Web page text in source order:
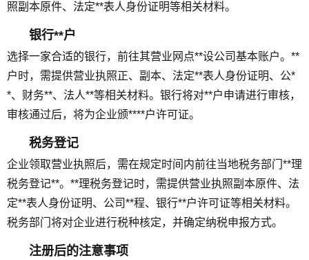
照副本原件、法定**表人身份证明等相关材料。
银行**户
选择一家合适的银行，前往其营业网点**设公司基本账户。**
户时，需提供营业执照正、副本、法定**表人身份证明、公*
*、财务**、法人**等相关材料。银行将对**户申请进行审核，
审核通过后，将为企业颁****户许可证。
税务登记
企业领取营业执照后，需在规定时间内前往当地税务部门**理
税务登记**。**理税务登记时，需提供营业执照副本原件、法
定**表人身份证明、公司**程、银行**户许可证等相关材料。
税务部门将对企业进行税种核定，并确定纳税申报方式。
注册后的注意事项